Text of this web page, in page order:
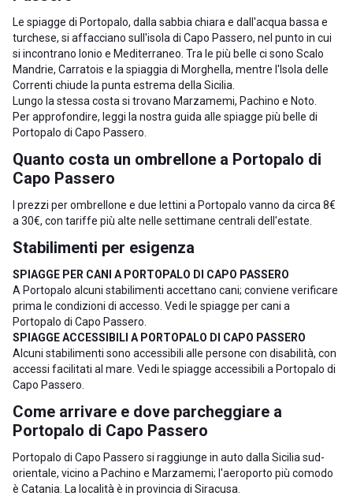
Le spiagge di Portopalo, dalla sabbia chiara e dall'acqua bassa e
turchese, si affacciano sull'isola di Capo Passero, nel punto in cui
si incontrano Ionio e Mediterraneo. Tra le più belle ci sono Scalo
Mandrie, Carratois e la spiaggia di Morghella, mentre l'Isola delle
Correnti chiude la punta estrema della Sicilia.
Lungo la stessa costa si trovano Marzamemi, Pachino e Noto
Per approfondire, leggi la nostra guida alle spiagge più belle di
Portopalo di Capo Passero
Quanto costa un ombrellone a Portopalo di
Capo Passero
I prezzi per ombrellone e due lettini a Portopalo vanno da circa 8€
a 30€, con tariffe più alte nelle settimane centrali dell'estate.
Stabilimenti per esigenza
SPIAGGE PER CANI A PORTOPALO DI CAPO PASSERO
A Portopalo alcuni stabilimenti accettano cani; conviene verificare
prima le condizioni di accesso. Vedi le spiagge per cani a
Portopalo di Capo Passero
SPIAGGE ACCESSIBILI A PORTOPALO DI CAPO PASSERO
Alcuni stabilimenti sono accessibili alle persone con disabilità, con
accessi facilitati al mare. Vedi le spiagge accessibili a Portopalo di
Capo Passero
Come arrivare e dove parcheggiare a
Portopalo di Capo Passero
Portopalo di Capo Passero si raggiunge in auto dalla Sicilia sud-
orientale, vicino a Pachino e Marzamemi; l'aeroporto più comodo
è Catania. La località è in provincia di Siracusa